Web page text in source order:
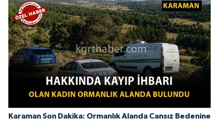
Karaman Son Dakika: Ormanlık Alanda Cansız Bedenine